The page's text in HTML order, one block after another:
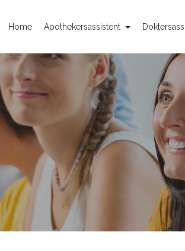
Home Apothekersassistent